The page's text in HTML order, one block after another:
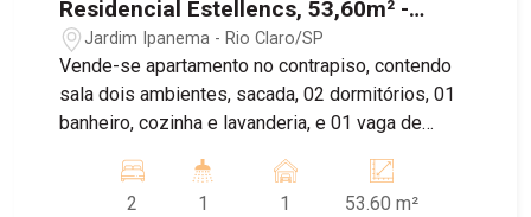
Residencial Estellencs, 53,60m² -
Jardim Ipanema, Rio Claro/SP
Jardim Ipanema - Rio Claro/SP
Vende-se apartamento no contrapiso, contendo
sala dois ambientes, sacada, 02 dormitórios, 01
banheiro, cozinha e lavanderia, e 01 vaga de
2 1 1 53.60 m²